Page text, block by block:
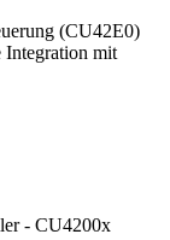
(CU42E0)
Integration mit